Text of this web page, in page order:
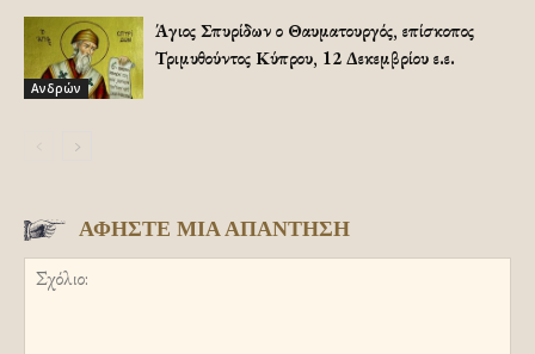
Ανδρών
Άγιος Σπυρίδων ο Θαυματουργός, επίσκοπος
Τριμυθούντος Κύπρου, 12 Δεκεμβρίου ε.ε.
ΑΦΗΣΤΕ ΜΙΑ ΑΠΑΝΤΗΣΗ